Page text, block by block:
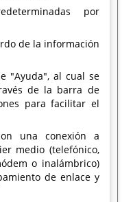
por
de la información
"Ayuda", al cual se
de la barra de
para facilitar el
una conexión a
medio (telefónico,
o inalámbrico)
de enlace y